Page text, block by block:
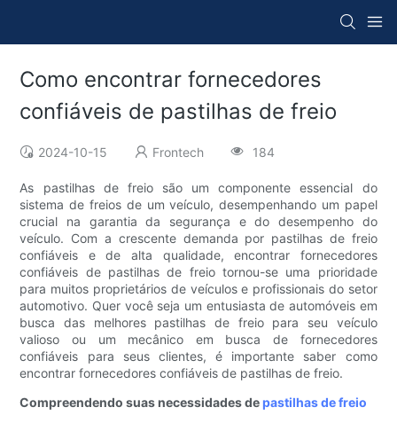
Como encontrar fornecedores
confiáveis ​​de pastilhas de freio
2024-10-15 Frontech 184
As pastilhas de freio são um componente essencial do
sistema de freios de um veículo, desempenhando um papel
crucial na garantia da segurança e do desempenho do
veículo. Com a crescente demanda por pastilhas de freio
confiáveis ​​e de alta qualidade, encontrar fornecedores
confiáveis ​​de pastilhas de freio tornou-se uma prioridade
para muitos proprietários de veículos e profissionais do setor
automotivo. Quer você seja um entusiasta de automóveis em
busca das melhores pastilhas de freio para seu veículo
valioso ou um mecânico em busca de fornecedores
confiáveis ​​para seus clientes, é importante saber como
encontrar fornecedores confiáveis ​​de pastilhas de freio.
Compreendendo suas necessidades depastilhas de freio